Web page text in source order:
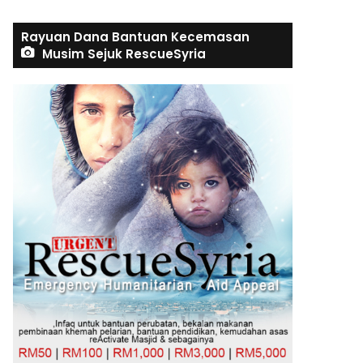
Rayuan Dana Bantuan Kecemasan
Musim Sejuk RescueSyria